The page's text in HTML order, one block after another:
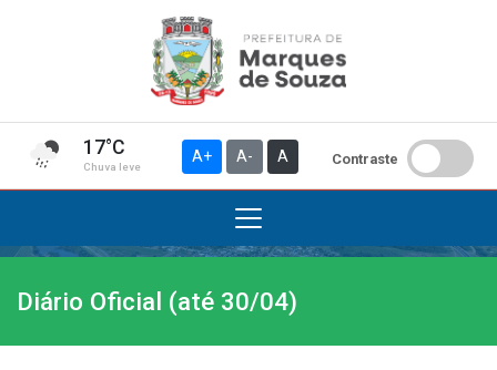
17°C
Chuva leve
A+ A- A Contraste
Institucional
A Prefeitura
Diário Oficial (até 30/04)